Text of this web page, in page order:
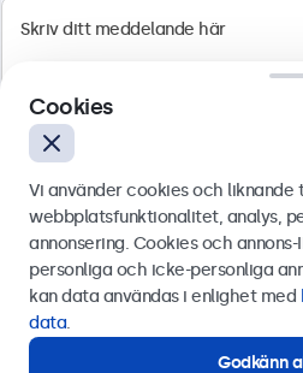
Olof Palmesgata 29,
Svenska
Skicka
Cookies
Vi använder cookies och liknande
webbplatsfunktionalitet, analys,
annonsering. Cookies och
personliga och icke-personliga
kan data användas i enlighet med
data.
Godkänn